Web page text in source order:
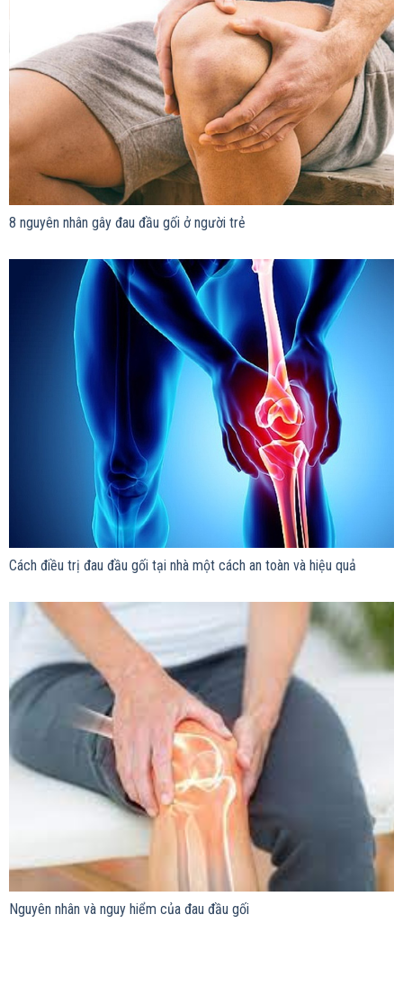
8 nguyên nhân gây đau đầu gối ở người trẻ
Cách điều trị đau đầu gối tại nhà một cách an toàn và hiệu quả
Nguyên nhân và nguy hiểm của đau đầu gối